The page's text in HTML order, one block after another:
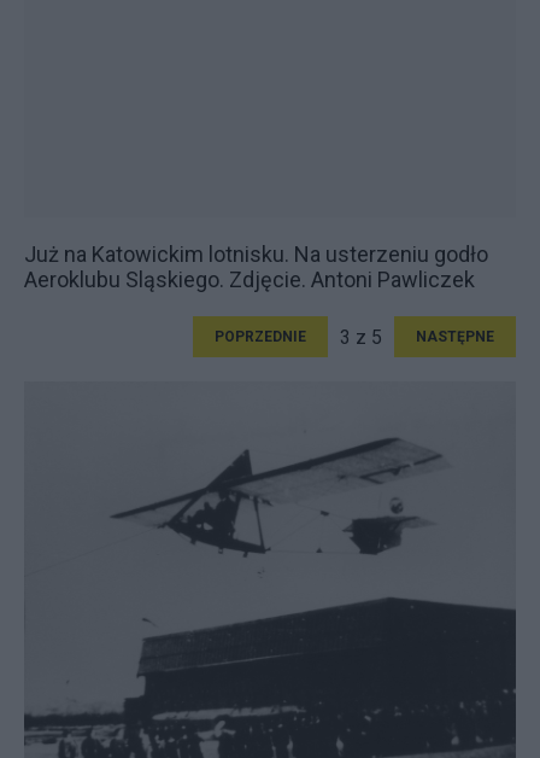
Już na Katowickim lotnisku. Na usterzeniu godło
Aeroklubu Sląskiego. Zdjęcie. Antoni Pawliczek
POPRZEDNIE 3 z 5 NASTĘPNE